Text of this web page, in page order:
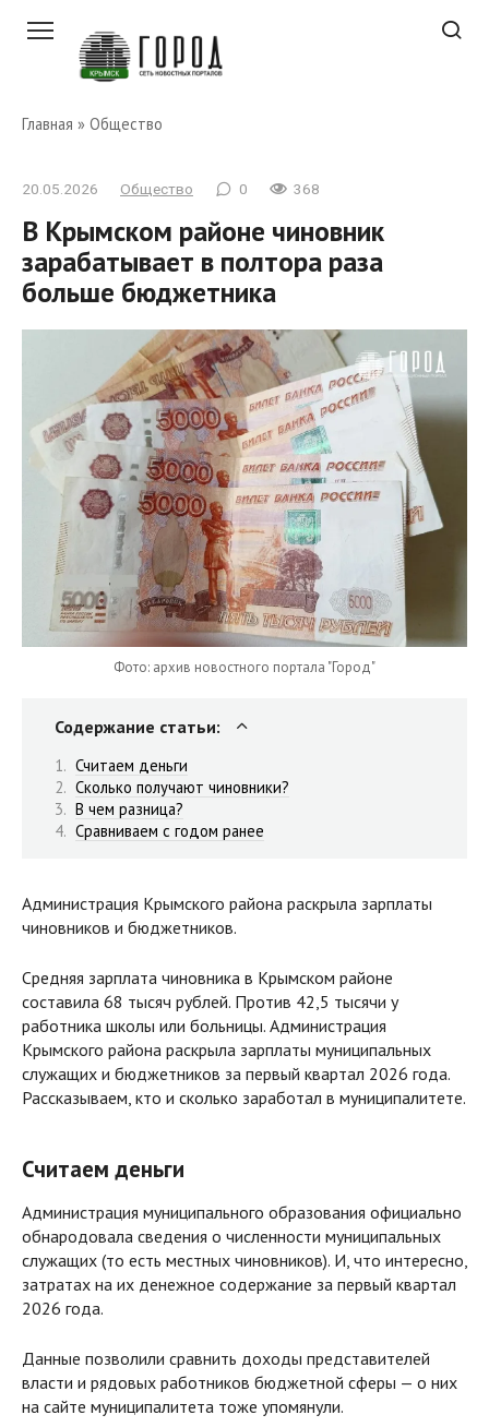
Главная » Общество
20.05.2026 Общество 0 368
В Крымском районе чиновник
зарабатывает в полтора раза
больше бюджетника
Фото: архив новостного портала "Город"
Содержание статьи:
Считаем деньги
Сколько получают чиновники?
В чем разница?
Сравниваем с годом ранее
Администрация Крымского района раскрыла зарплаты
чиновников и бюджетников.
Средняя зарплата чиновника в Крымском районе
составила 68 тысяч рублей. Против 42,5 тысячи у
работника школы или больницы. Администрация
Крымского района раскрыла зарплаты муниципальных
служащих и бюджетников за первый квартал 2026 года.
Рассказываем, кто и сколько заработал в муниципалитете.
Считаем деньги
Администрация муниципального образования официально
обнародовала сведения о численности муниципальных
служащих (то есть местных чиновников). И, что интересно,
затратах на их денежное содержание за первый квартал
2026 года.
Данные позволили сравнить доходы представителей
власти и рядовых работников бюджетной сферы — о них
на сайте муниципалитета тоже упомянули.